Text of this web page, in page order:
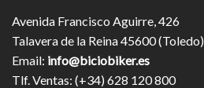
Avenida Francisco Aguirre, 426
Talavera de la Reina 45600 (Toledo)
Email: info@biciobiker.es
Tlf. Ventas: (+34) 628 120 800